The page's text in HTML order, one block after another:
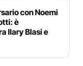
con Noemi
è
Ilary Blasi e